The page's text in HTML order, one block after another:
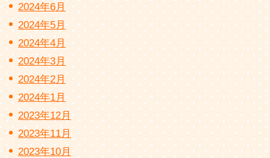
2024年6月
2024年5月
2024年4月
2024年3月
2024年2月
2024年1月
2023年12月
2023年11月
2023年10月